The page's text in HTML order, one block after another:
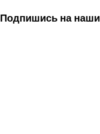
Подпишись на наши